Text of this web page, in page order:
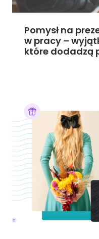
Pomysł na
w pracy –
które dodadzą